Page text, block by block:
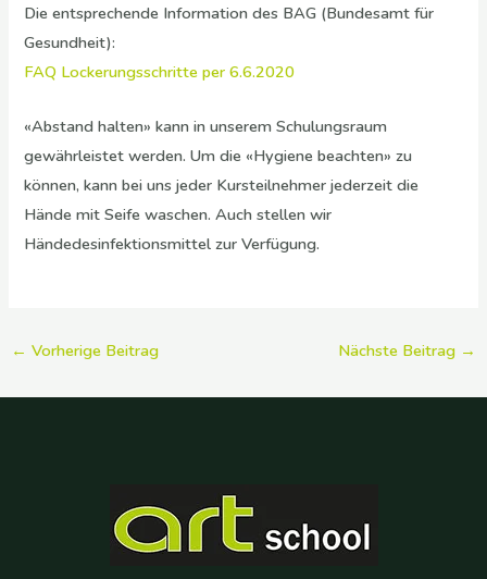
Die entsprechende Information des BAG (Bundesamt für
Gesundheit):
FAQ Lockerungsschritte per 6.6.2020
«Abstand halten» kann in unserem Schulungsraum
gewährleistet werden. Um die «Hygiene beachten» zu
können, kann bei uns jeder Kursteilnehmer jederzeit die
Hände mit Seife waschen. Auch stellen wir
Händedesinfektionsmittel zur Verfügung.
← Vorherige Beitrag Nächste Beitrag →